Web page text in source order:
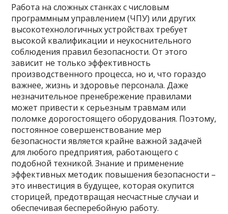
Работа на сложных станках с числовым
программным управлением (ЧПУ) или других
высокотехнологичных устройствах требует
высокой квалификации и неукоснительного
соблюдения правил безопасности. От этого
зависит не только эффективность
производственного процесса, но и, что гораздо
важнее, жизнь и здоровье персонала. Даже
незначительное пренебрежение правилами
может привести к серьезным травмам или
поломке дорогостоящего оборудования. Поэтому,
постоянное совершенствование мер
безопасности является крайне важной задачей
для любого предприятия, работающего с
подобной техникой. Знание и применение
эффективных методик повышения безопасности –
это инвестиция в будущее, которая окупится
сторицей, предотвращая несчастные случаи и
обеспечивая бесперебойную работу.